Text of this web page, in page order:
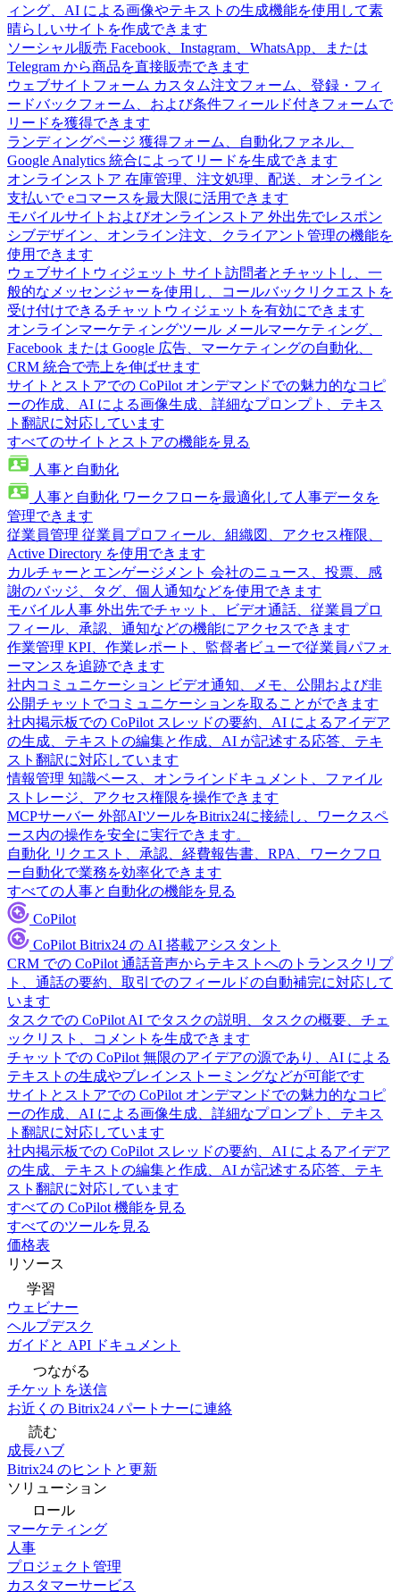
ィング、AI による画像やテキストの生成機能を使用して素
晴らしいサイトを作成できます
ソーシャル販売 Facebook、Instagram、WhatsApp、または
Telegram から商品を直接販売できます
ウェブサイトフォーム カスタム注文フォーム、登録・フィ
ードバックフォーム、および条件フィールド付きフォームで
リードを獲得できます
ランディングページ 獲得フォーム、自動化ファネル、
Google Analytics 統合によってリードを生成できます
オンラインストア 在庫管理、注文処理、配送、オンライン
支払いで eコマースを最大限に活用できます
モバイルサイトおよびオンラインストア 外出先でレスポン
シブデザイン、オンライン注文、クライアント管理の機能を
使用できます
ウェブサイトウィジェット サイト訪問者とチャットし、一
般的なメッセンジャーを使用し、コールバックリクエストを
受け付けできるチャットウィジェットを有効にできます
オンラインマーケティングツール メールマーケティング、
Facebook または Google 広告、マーケティングの自動化、
CRM 統合で売上を伸ばせます
サイトとストアでの CoPilot オンデマンドでの魅力的なコピ
ーの作成、AI による画像生成、詳細なプロンプト、テキス
ト翻訳に対応しています
すべてのサイトとストアの機能を見る
人事と自動化
人事と自動化 ワークフローを最適化して人事データを
管理できます
従業員管理 従業員プロフィール、組織図、アクセス権限、
Active Directory を使用できます
カルチャーとエンゲージメント 会社のニュース、投票、感
謝のバッジ、タグ、個人通知などを使用できます
モバイル人事 外出先でチャット、ビデオ通話、従業員プロ
フィール、承認、通知などの機能にアクセスできます
作業管理 KPI、作業レポート、監督者ビューで従業員パフォ
ーマンスを追跡できます
社内コミュニケーション ビデオ通知、メモ、公開および非
公開チャットでコミュニケーションを取ることができます
社内掲示板での CoPilot スレッドの要約、AI によるアイデア
の生成、テキストの編集と作成、AI が記述する応答、テキ
スト翻訳に対応しています
情報管理 知識ベース、オンラインドキュメント、ファイル
ストレージ、アクセス権限を操作できます
MCPサーバー 外部AIツールをBitrix24に接続し、ワークスペ
ース内の操作を安全に実行できます。
自動化 リクエスト、承認、経費報告書、RPA、ワークフロ
ー自動化で業務を効率化できます
すべての人事と自動化の機能を見る
CoPilot
CoPilot Bitrix24 の AI 搭載アシスタント
CRM での CoPilot 通話音声からテキストへのトランスクリプ
ト、通話の要約、取引でのフィールドの自動補完に対応して
います
タスクでの CoPilot AI でタスクの説明、タスクの概要、チェ
ックリスト、コメントを生成できます
チャットでの CoPilot 無限のアイデアの源であり、AI による
テキストの生成やブレインストーミングなどが可能です
サイトとストアでの CoPilot オンデマンドでの魅力的なコピ
ーの作成、AI による画像生成、詳細なプロンプト、テキス
ト翻訳に対応しています
社内掲示板での CoPilot スレッドの要約、AI によるアイデア
の生成、テキストの編集と作成、AI が記述する応答、テキ
スト翻訳に対応しています
すべての CoPilot 機能を見る
すべてのツールを見る
価格表
リソース
学習
ウェビナー
ヘルプデスク
ガイドと API ドキュメント
つながる
チケットを送信
お近くの Bitrix24 パートナーに連絡
読む
成長ハブ
Bitrix24 のヒントと更新
ソリューション
ロール
マーケティング
人事
プロジェクト管理
カスタマーサービス